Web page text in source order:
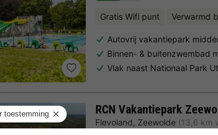
Gratis Wifi punt Verwarmd
Autovrij vakantiepark
Binnen- & buitenzwembad
Vlak naast Nationaal Park
RCN Vakantiepark
Flevoland, Zeewolde (13,6 km